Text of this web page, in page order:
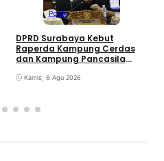
Politik
DPRD Surabaya Kebut
Raperda Kampung Cerdas
dan Kampung Pancasila
Kamis, 6 Agu 2026